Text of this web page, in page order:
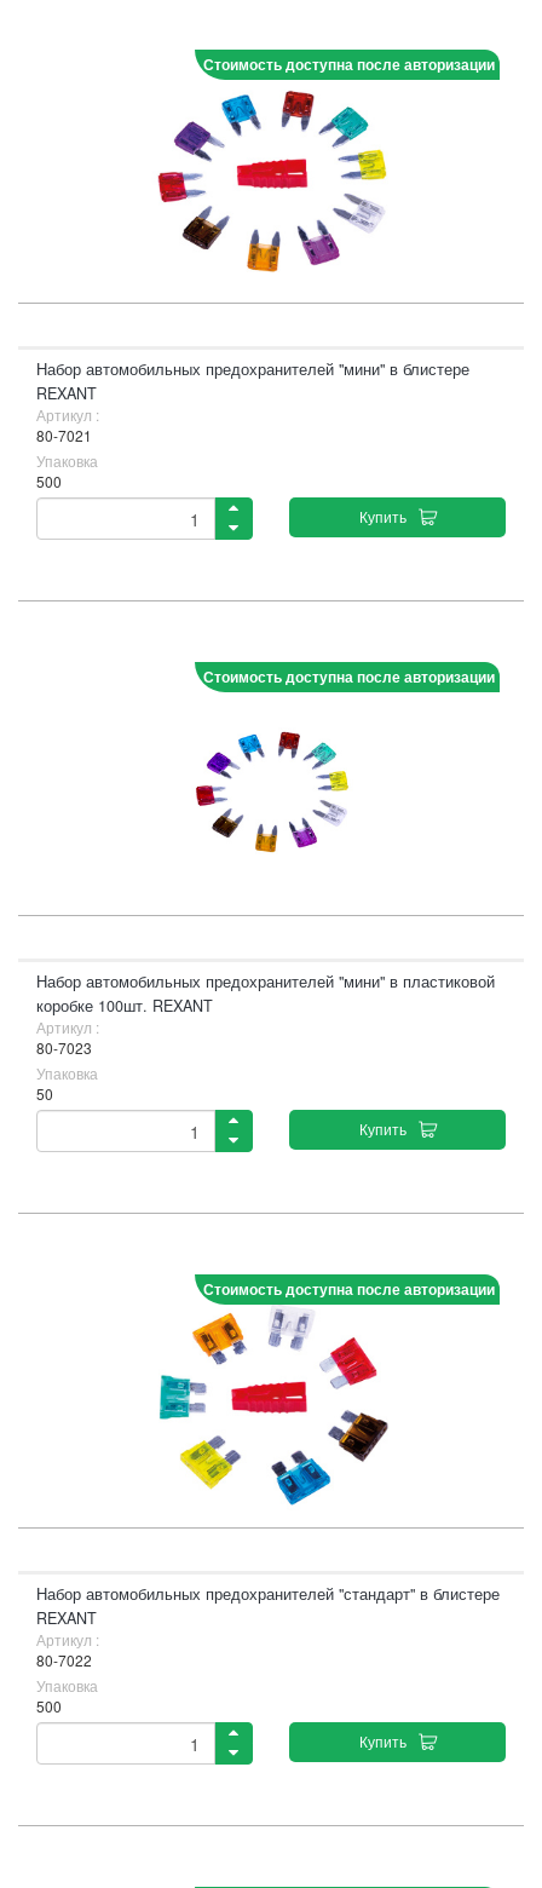
Стоимость доступна после авторизации
Набор автомобильных предохранителей "мини" в блистере
REXANT
Артикул :
80-7021
Упаковка
500
Купить
Стоимость доступна после авторизации
Набор автомобильных предохранителей "мини" в пластиковой
коробке 100шт. REXANT
Артикул :
80-7023
Упаковка
50
Купить
Стоимость доступна после авторизации
Набор автомобильных предохранителей "стандарт" в блистере
REXANT
Артикул :
80-7022
Упаковка
500
Купить